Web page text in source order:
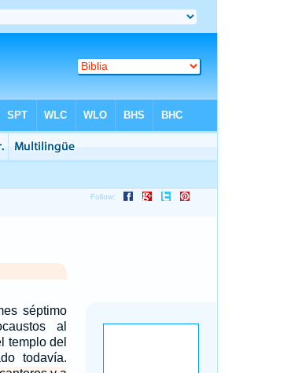
séptimo
al
templo del
todavía.